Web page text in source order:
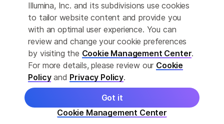
정확한 번역을 제공하고자 합당한 노력을 기울였으나, 자동 번역은
완벽하지 않으며, 그 목적 또한 원문을 대체하기 위함이 아닙니다. 공
식 콘텐츠는 영문 버전의 원문 콘텐츠임을 참고 부탁드립니다.
Privacy Policy
© 2026 Illumina, Inc. All rights reserved.
Illumina, Inc. and its subdivisions use cookies
to tailor website content and provide you
with an optimal user experience. You can
review and change your cookie preferences
by visiting the Cookie Management Center.
For more details, please review our Cookie
Policyand Privacy Policy.
Cookie Management Center
Got it